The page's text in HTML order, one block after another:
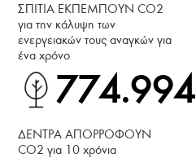
ΣΠΙΤΙΑ ΕΚΠΕΜΠΟΥΝ CO2
για την κάλυψη των
ενεργειακών τους αναγκών για
ένα χρόνο
774.994
ΔΕΝΤΡΑ ΑΠΟΡΡΟΦΟΥΝ
CO2 για 10 χρόνια